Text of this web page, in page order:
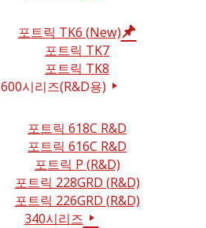
포트릭 TK6 (New)
포트릭 TK7
포트릭 TK8
600시리즈(R&D용)
포트릭 618C R&D
포트릭 616C R&D
포트릭 P (R&D)
포트릭 228GRD (R&D)
포트릭 226GRD (R&D)
340시리즈